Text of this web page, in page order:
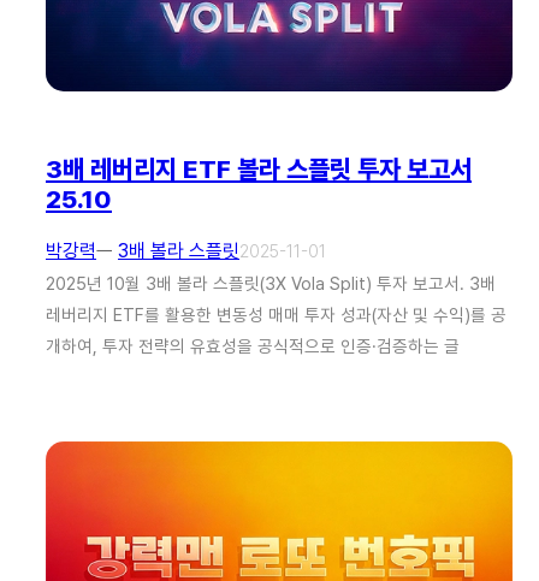
3배 레버리지 ETF 볼라 스플릿 투자 보고서
25.10
박강력ㅡ 3배 볼라 스플릿2025-11-01
2025년 10월 3배 볼라 스플릿(3X Vola Split) 투자 보고서. 3배
레버리지 ETF를 활용한 변동성 매매 투자 성과(자산 및 수익)를 공
개하여, 투자 전략의 유효성을 공식적으로 인증·검증하는 글